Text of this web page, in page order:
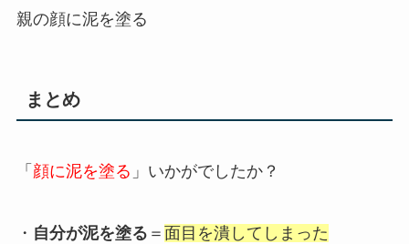
親の顔に泥を塗る
まとめ
「 顔に泥を塗る 」いかがでしたか？
・ 自分が泥を塗る ＝ 面目を潰してしまった